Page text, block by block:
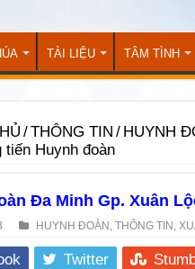
TÀI LIỆU TÂM TÌNH
/THÔNG TIN / HUYNH
tiến Huynh đoàn
Đa Minh Gp. Xuân
HUYNH ĐOÀN , THÔNG TIN ,
Twitter